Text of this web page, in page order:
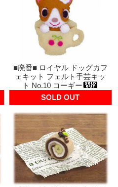
■廃番■ ロイヤル ドッグカフ
ェキット フェルト手芸キッ
ト No.10 コーギー
SOLD OUT